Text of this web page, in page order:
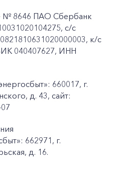
№ 8646 ПАО Сбербанк
с/с
к/c
040407627, ИНН
660017, г.
д. 43, сайт:
662971, г.
д. 16.